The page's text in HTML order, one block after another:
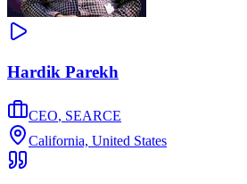
Hardik Parekh
CEO, SEARCE
California, United States